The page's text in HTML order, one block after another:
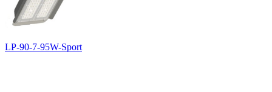
LP-90-7-95W-Sport